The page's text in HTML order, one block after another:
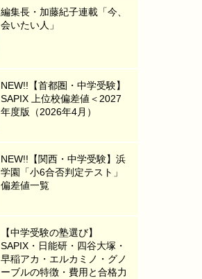
編集長・加藤紀子連載「今、
会いたい人」
NEW!!【首都圏・中学受験】
SAPIX 上位校偏差値＜2027
年度版（2026年4月）
NEW!!【関西・中学受験】浜
学園「小6合否判定テスト」
偏差値一覧
【中学受験の塾選び】
SAPIX・日能研・四谷大塚・
早稲アカ・エルカミノ・グノ
ーブルの特徴・費用と合格力